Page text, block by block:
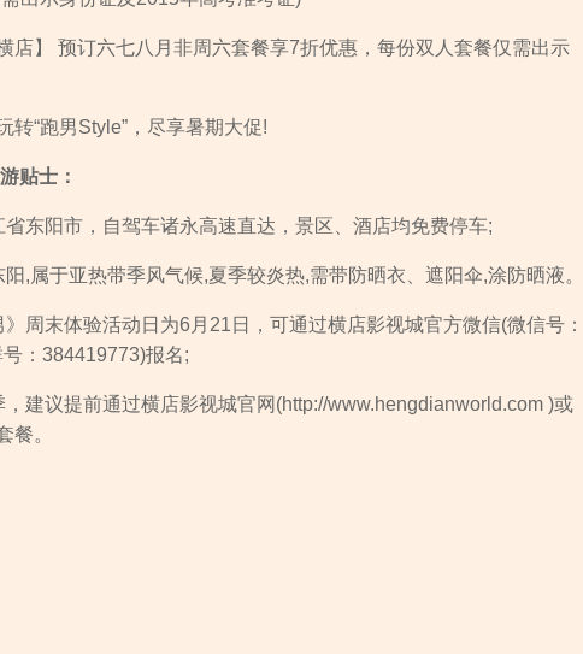
】 预订六七八月非周六套餐享7折优惠，每份双人套餐仅需出示
“跑男Style”，尽享暑期大促!
贴士：
阳市，自驾车诸永高速直达，景区、酒店均免费停车;
于亚热带季风气候,夏季较炎热,需带防晒衣、遮阳伞,涂防晒液。
末体验活动日为6月21日，可通过横店影视城官方微信(微信号：
：384419773)报名;
议提前通过横店影视城官网(http://www.hengdianworld.com )或
餐。